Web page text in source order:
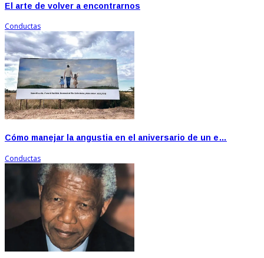
El arte de volver a encontrarnos
Conductas
Cómo manejar la angustia en el aniversario de un e…
Conductas